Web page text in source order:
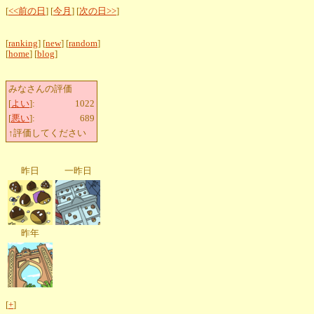
[<<前の日 ] [今月 ] [次の日>>]
[ranking] [new] [random]
[home] [blog]
みなさんの評価
[よい]:
1022
[悪い]:
689
↑評価してください
昨日 一昨日
昨年
[+]